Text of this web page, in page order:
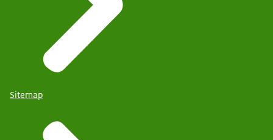
Sitemap